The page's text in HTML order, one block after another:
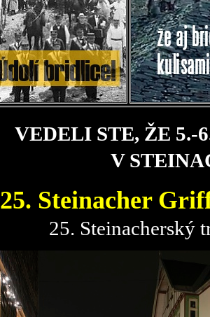
VEDELI STE, ŽE 5.-
V
25. Steinacher
25. Steinacherský